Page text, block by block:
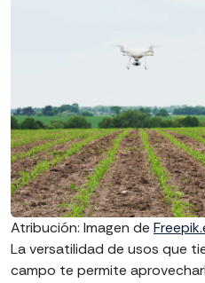
Atribución: Imagen de
La versatilidad de usos que
campo te permite